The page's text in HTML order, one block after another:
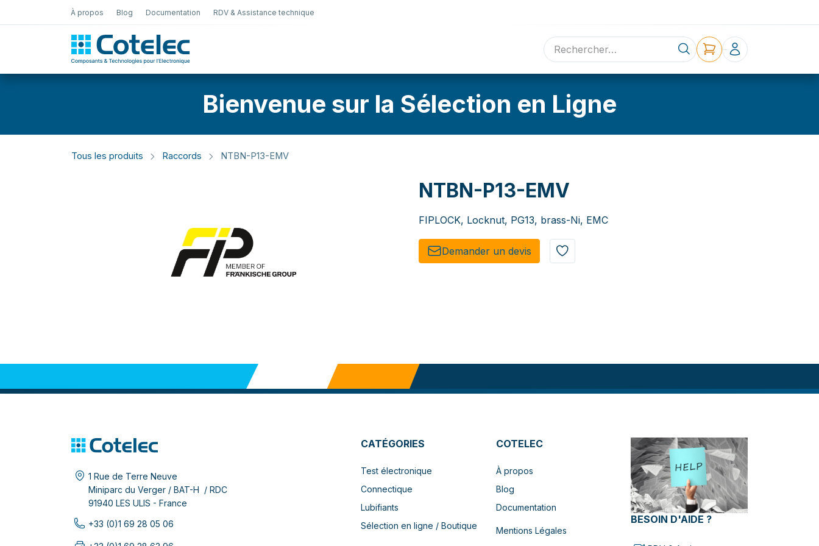
À propos Blog Documentation RDV & Assistance technique
Sélection en ligne Contact
Bienvenue sur la Sélection en Ligne
Tous les produits Raccords NTBN-P13-EMV
NTBN-P13-EMV
FIPLOCK, Locknut, PG13, brass-Ni, EMC
Demander un de​​vis​​
1 Rue de Terre Neuve
Miniparc du Verger / BAT-H / RDC
91940 LES ULIS - France
+33 (0)1 69 28 05 06
CATÉGORIES
Test électronique
Connectique
Lubifiants
Sélection en ligne / Boutique
COTELEC
À propos
Blog
Documentation
Mentions Légales
BESOIN D'AIDE ?